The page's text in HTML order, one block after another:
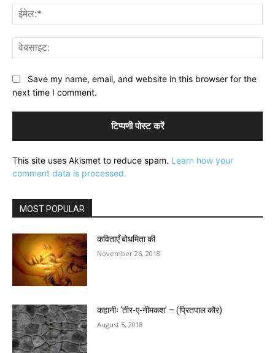
Save my name, email, and website in this browser for the
next time I comment.
This site uses Akismet to reduce spam. Learn how your
comment data is processed.
MOST POPULAR
कविताएँ बोधमिता की
November 26, 2018
कहानीः ‘तीर-ए-नीमकश’ – (प्रितपाल कौर)
August 5, 2018